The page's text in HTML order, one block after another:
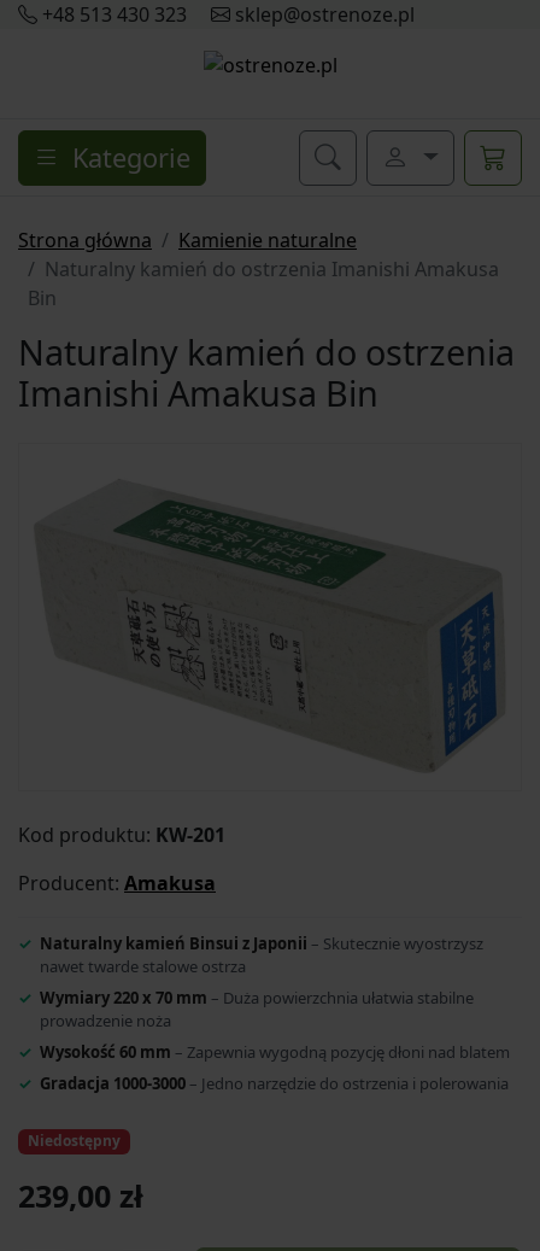
+48 513 430 323 sklep@ostrenoze.pl
Kategorie
Strona główna
Kamienie naturalne
Naturalny kamień do ostrzenia Imanishi Amakusa
Bin
Naturalny kamień do ostrzenia
Imanishi Amakusa Bin
Kod produktu: KW-201
Producent: Amakusa
Naturalny kamień Binsui z Japonii – Skutecznie wyostrzysz
nawet twarde stalowe ostrza
Wymiary 220 x 70 mm – Duża powierzchnia ułatwia stabilne
prowadzenie noża
Wysokość 60 mm – Zapewnia wygodną pozycję dłoni nad blatem
Gradacja 1000-3000 – Jedno narzędzie do ostrzenia i polerowania
Niedostępny
239,00 zł